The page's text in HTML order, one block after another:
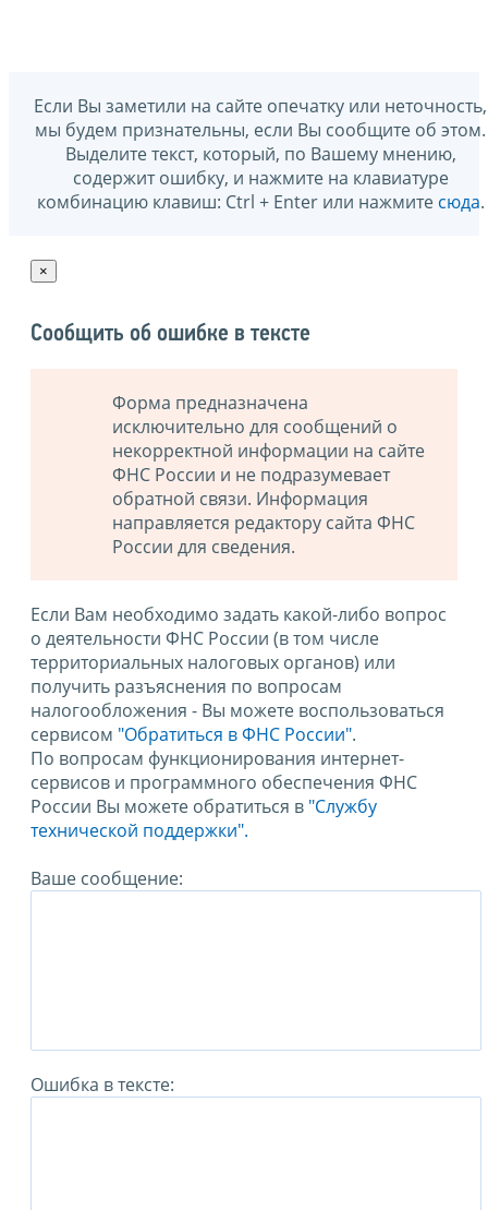
Если Вы заметили на сайте опечатку или неточность,
мы будем признательны, если Вы сообщите об этом.
Выделите текст, который, по Вашему мнению,
содержит ошибку, и нажмите на клавиатуре
комбинацию клавиш: Ctrl + Enter или нажмите сюда.
×
Сообщить об ошибке в тексте
Форма предназначена
исключительно для сообщений о
некорректной информации на сайте
ФНС России и не подразумевает
обратной связи. Информация
направляется редактору сайта ФНС
России для сведения.
Если Вам необходимо задать какой-либо вопрос
о деятельности ФНС России (в том числе
территориальных налоговых органов) или
получить разъяснения по вопросам
налогообложения - Вы можете воспользоваться
сервисом "Обратиться в ФНС России".
По вопросам функционирования интернет-
сервисов и программного обеспечения ФНС
России Вы можете обратиться в "Службу
технической поддержки".
Ваше сообщение:
Ошибка в тексте: